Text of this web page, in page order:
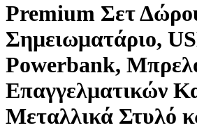
Premium Σετ
Σημειωματάριο,
Powerbank,
Επαγγελματικών
Μεταλλικά Στυλό